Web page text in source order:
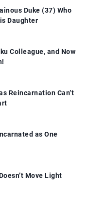
Duke (37) Who
Daughter
Colleague, and Now
Reincarnation Can’t
as One
Move Light